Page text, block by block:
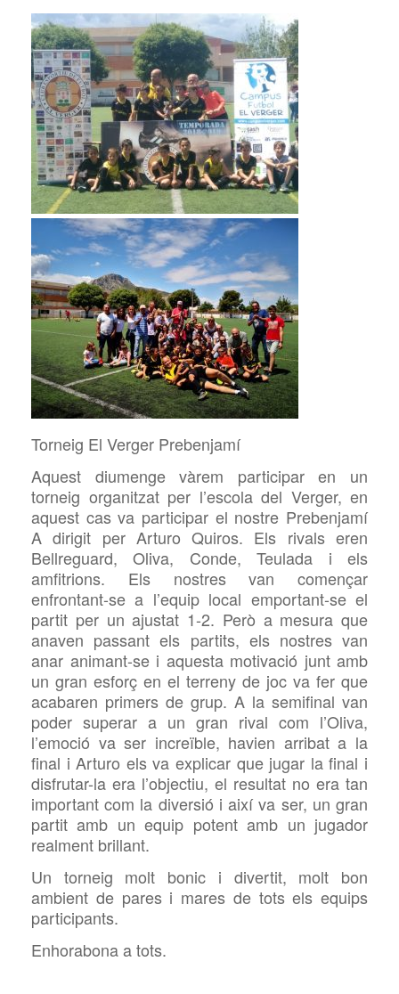
Torneig El Verger Prebenjamí
Aquest diumenge vàrem participar en un
torneig organitzat per l’escola del Verger, en
aquest cas va participar el nostre Prebenjamí
A dirigit per Arturo Quiros. Els rivals eren
Bellreguard, Oliva, Conde, Teulada i els
amfitrions. Els nostres van començar
enfrontant-se a l’equip local emportant-se el
partit per un ajustat 1-2. Però a mesura que
anaven passant els partits, els nostres van
anar animant-se i aquesta motivació junt amb
un gran esforç en el terreny de joc va fer que
acabaren primers de grup. A la semifinal van
poder superar a un gran rival com l’Oliva,
l’emoció va ser increïble, havien arribat a la
final i Arturo els va explicar que jugar la final i
disfrutar-la era l’objectiu, el resultat no era tan
important com la diversió i així va ser, un gran
partit amb un equip potent amb un jugador
realment brillant.
Un torneig molt bonic i divertit, molt bon
ambient de pares i mares de tots els equips
participants.
Enhorabona a tots.